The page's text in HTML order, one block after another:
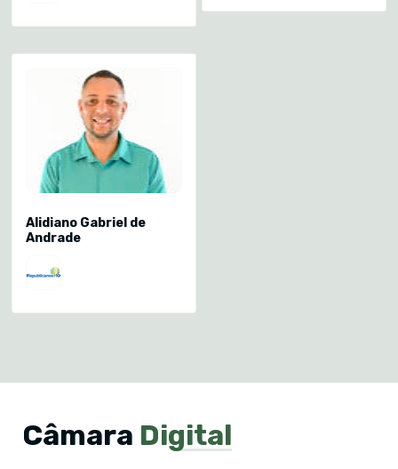
Alidiano Gabriel de
Andrade
Câmara Digital